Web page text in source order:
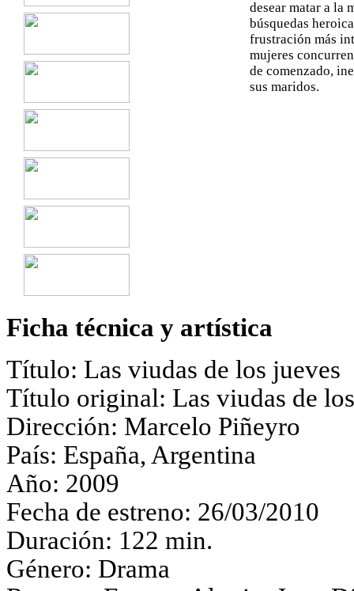
desear matar a la
búsquedas
frustración más
mujeres
de comenzado,
sus maridos.
Ficha técnica y artística
Título: Las viudas de los jueves
Título original: Las viudas de
Dirección: Marcelo Piñeyro
País: España, Argentina
Año: 2009
Fecha de estreno: 26/03/2010
Duración: 122 min.
Género: Drama